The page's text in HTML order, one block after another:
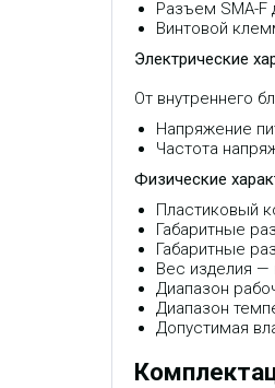
Разъем SMA-F
Винтовой
Электрические
От внутреннего
Напряжение
Частота
Физические
Пластиковый
Габаритные
Габаритные
Вес изделия —
Диапазон
Диапазон
Допустимая